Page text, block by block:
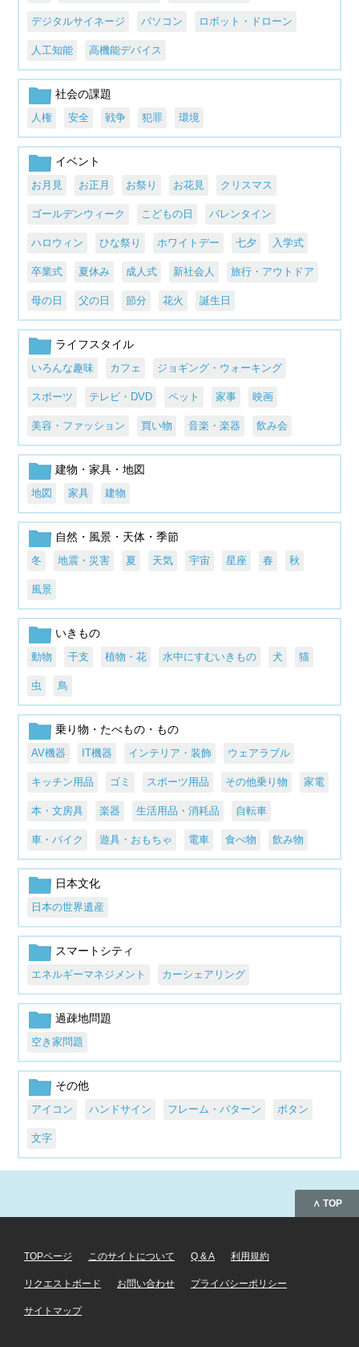
デジタルサイネージ パソコン ロボット・ドローン
人工知能 高機能デバイス
社会の課題
人権 安全 戦争 犯罪 環境
イベント
お月見 お正月 お祭り お花見 クリスマス
ゴールデンウィーク こどもの日 バレンタイン
ハロウィン ひな祭り ホワイトデー 七夕 入学式
卒業式 夏休み 成人式 新社会人 旅行・アウトドア
母の日 父の日 節分 花火 誕生日
ライフスタイル
いろんな趣味 カフェ ジョギング・ウォーキング
スポーツ テレビ・DVD ペット 家事 映画
美容・ファッション 買い物 音楽・楽器 飲み会
建物・家具・地図
地図 家具 建物
自然・風景・天体・季節
冬 地震・災害 夏 天気 宇宙 星座 春 秋
風景
いきもの
動物 干支 植物・花 水中にすむいきもの 犬 猫
虫 鳥
乗り物・たべもの・もの
AV機器 IT機器 インテリア・装飾 ウェアラブル
キッチン用品 ゴミ スポーツ用品 その他乗り物 家電
本・文房具 楽器 生活用品・消耗品 自転車
車・バイク 遊具・おもちゃ 電車 食べ物 飲み物
日本文化
日本の世界遺産
スマートシティ
エネルギーマネジメント カーシェアリング
過疎地問題
空き家問題
その他
アイコン ハンドサイン フレーム・パターン ボタン
文字
∧ TOP
TOPページ このサイトについて Q & A 利用規約
リクエストボード お問い合わせ プライバシーポリシー
サイトマップ